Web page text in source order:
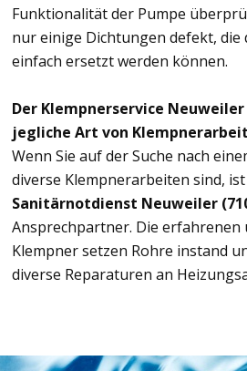
Funktionalität der Pumpe
nur einige Dichtungen defekt, die
einfach ersetzt werden können.
Der Klempnerservice
jegliche Art von
Wenn Sie auf der Suche nach
diverse Klempnerarbeiten sind,
Sanitärnotdienst Neuweiler
Ansprechpartner. Die erfahrenen
Klempner setzen Rohre instand
diverse Reparaturen an